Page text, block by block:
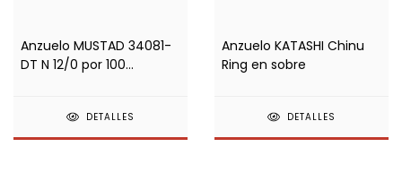
Anzuelo MUSTAD 34081-
DT N 12/0 por 100
DETALLES
Anzuelo KATASHI Chinu
Ring en sobre
DETALLES